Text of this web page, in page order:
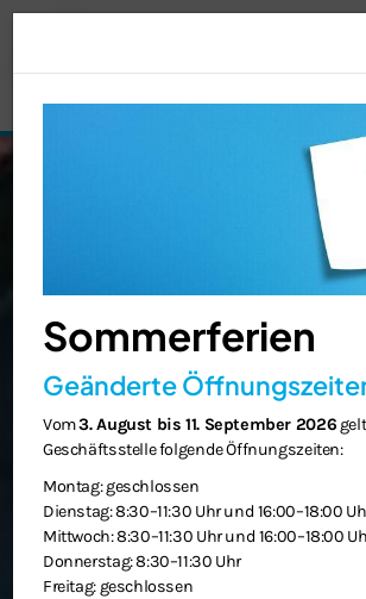
Sommerferien
Geänderte
Vom3. August bis 11. September 2026
Geschäftsstelle folgende Öffnungszeiten:
Montag: geschlossen
Dienstag: 8:30–11:30 Uhr und 16:00–18:00
Mittwoch: 8:30–11:30 Uhr und 16:00–18:00
Donnerstag: 8:30–11:30 Uhr
Freitag: geschlossen